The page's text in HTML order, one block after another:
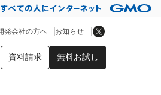
資料請求 無料お試し
発会社の方へ お知らせ